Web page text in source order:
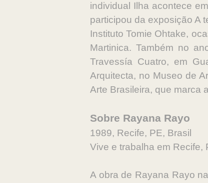
individual Ilha acontece
participou da exposição A
Instituto Tomie Ohtake,
Martinica. Também no
Travessía Cuatro, em
Arquitecta, no Museo de
Arte Brasileira, que marca
Sobre Rayana Rayo
1989, Recife, PE, Brasil
Vive e trabalha em Recife,
A obra de Rayana Rayo